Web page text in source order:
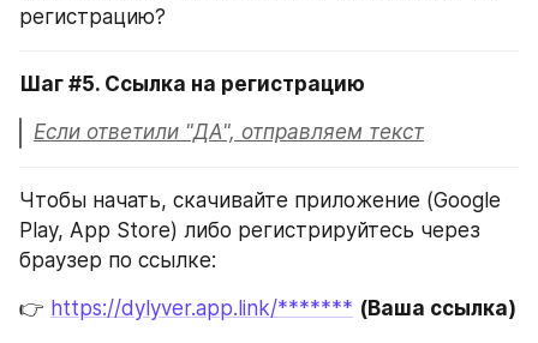
регистрацию?
Шаг #5. Ссылка на регистрацию
Если ответили "ДА", отправляем текст
Чтобы начать, скачивайте приложение (Google
Play, App Store) либо регистрируйтесь через
браузер по ссылке:
👉 https://dylyver.app.link/******* (Ваша ссылка)